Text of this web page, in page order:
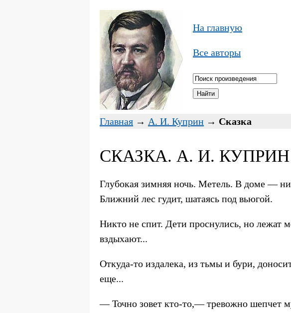
На главную
Все авторы
Главная → А. И. Куприн → Сказка
СКАЗКА. А. И. КУПРИН
Глубокая зимняя ночь. Метель. В доме — ни
Ближний лес гудит, шатаясь под вьюгой.
Никто не спит. Дети проснулись, но лежат
вздыхают...
Откуда-то издалека, из тьмы и бури,
еще...
— Точно зовет кто-то,— тревожно шепчет